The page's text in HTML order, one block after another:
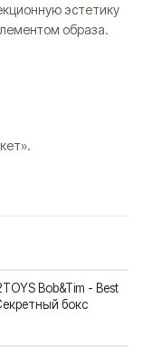
эстетику
образа.
Bob&Tim - Best
бокс
Через
6 недель